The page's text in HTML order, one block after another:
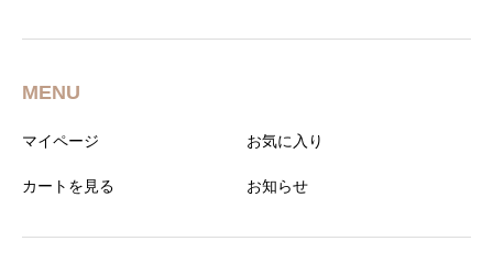
MENU
マイページ お気に入り
カートを見る お知らせ